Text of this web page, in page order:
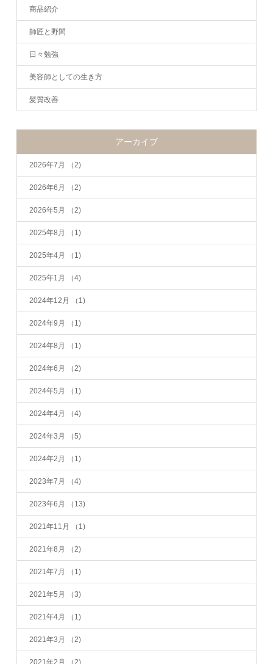
商品紹介
師匠と野間
日々勉強
美容師としての生き方
髪質改善
アーカイブ
2026年7月 （2)
2026年6月 （2)
2026年5月 （2)
2025年8月 （1)
2025年4月 （1)
2025年1月 （4)
2024年12月 （1)
2024年9月 （1)
2024年8月 （1)
2024年6月 （2)
2024年5月 （1)
2024年4月 （4)
2024年3月 （5)
2024年2月 （1)
2023年7月 （4)
2023年6月 （13)
2021年11月 （1)
2021年8月 （2)
2021年7月 （1)
2021年5月 （3)
2021年4月 （1)
2021年3月 （2)